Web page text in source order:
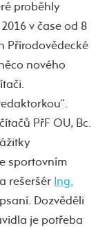
proběhly
v čase od 8
Přírodovědecké
nového
PřF OU, Bc.
sportovním
rešeršér Ing.
Dozvěděli
je potřeba